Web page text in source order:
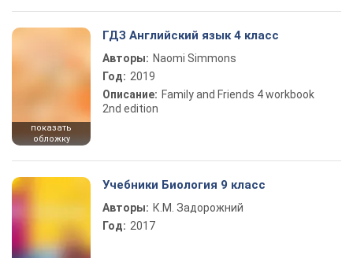
показать
обложку
ГДЗ Английский язык 4 класс
Авторы: Naomi Simmons
Год: 2019
Описание: Family and Friends 4 workbook
2nd edition
Учебники Биология 9 класс
Авторы: К.М. Задорожний
Год: 2017